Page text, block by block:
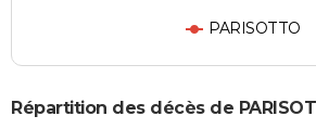
PARISOTTO
Répartition des décès de